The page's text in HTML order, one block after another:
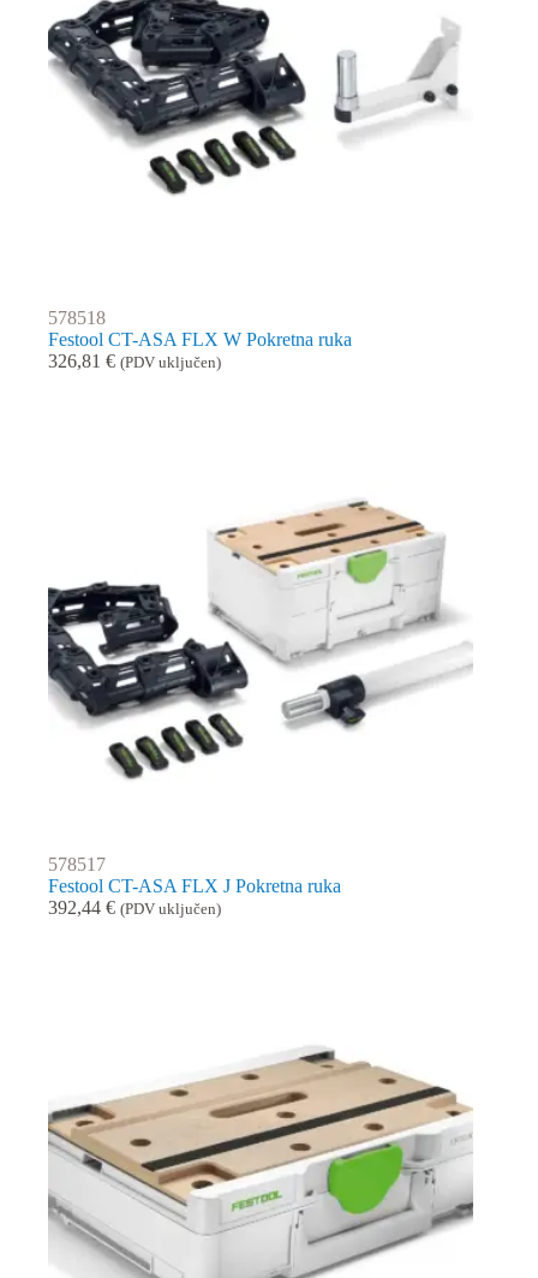
578518
Festool CT-ASA FLX W Pokretna ruka
326,81 € (PDV uključen)
578517
Festool CT-ASA FLX J Pokretna ruka
392,44 € (PDV uključen)